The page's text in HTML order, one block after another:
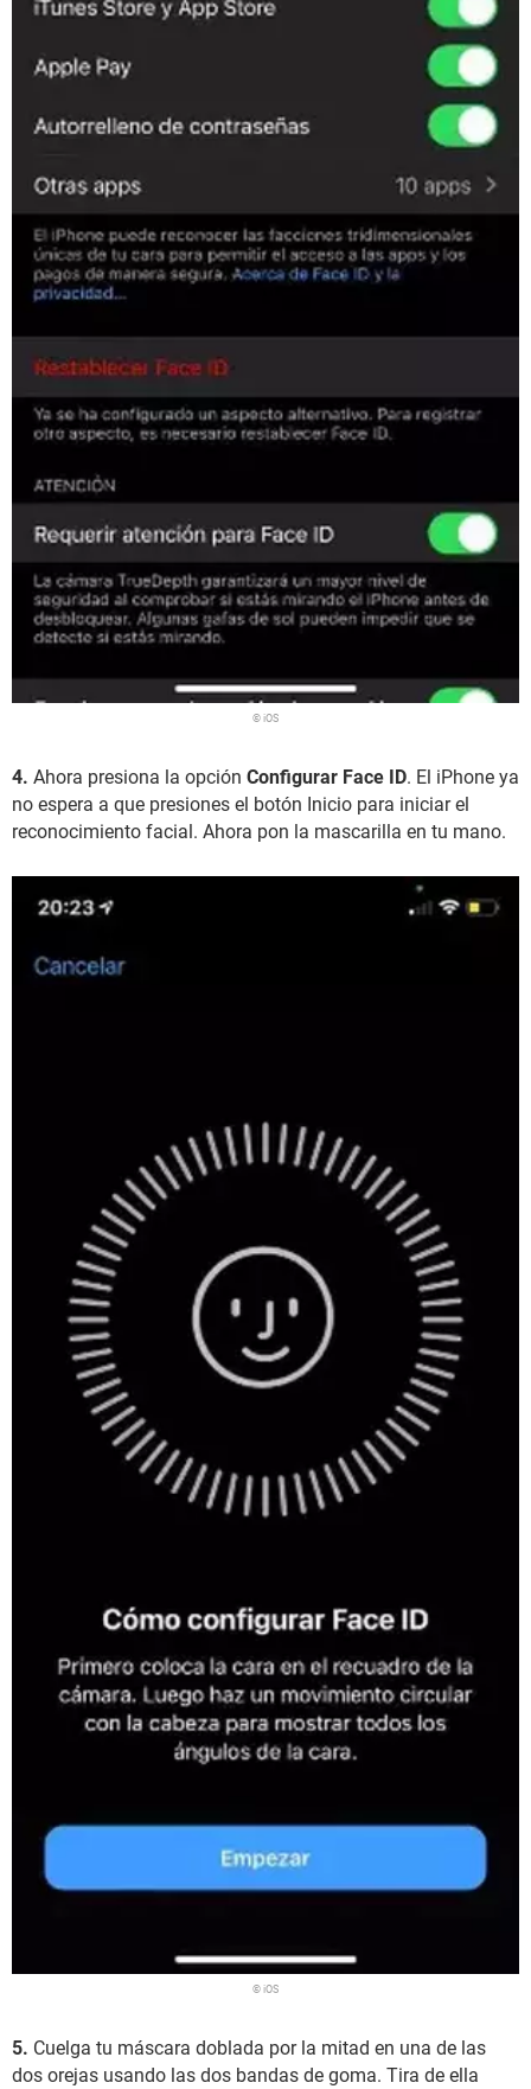
© iOS
4. Ahora presiona la opción Configurar Face ID. El iPhone ya
no espera a que presiones el botón Inicio para iniciar el
reconocimiento facial. Ahora pon la mascarilla en tu mano.
© iOS
5. Cuelga tu máscara doblada por la mitad en una de las
dos orejas usando las dos bandas de goma. Tira de ella